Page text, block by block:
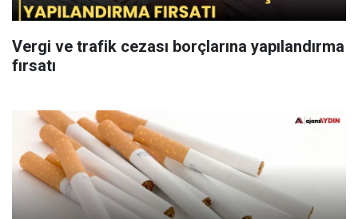
Vergi ve trafik cezası borçlarına yapılandırma
fırsatı